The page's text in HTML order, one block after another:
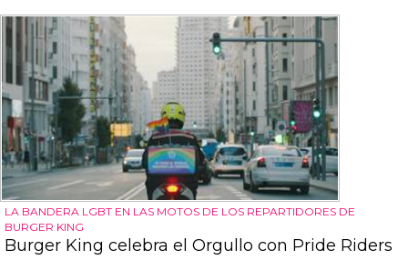
LA BANDERA LGBT EN LAS MOTOS DE LOS REPARTIDORES DE
BURGER KING
Burger King celebra el Orgullo con Pride Riders